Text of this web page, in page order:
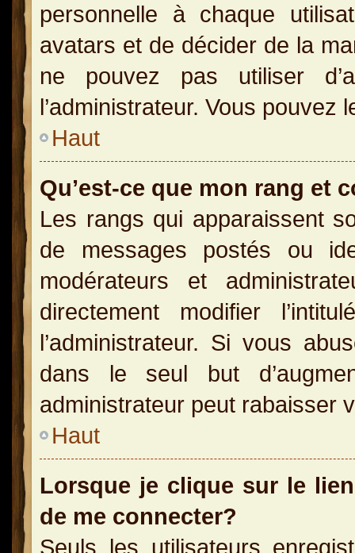
personnelle à chaque
avatars et de décider de la
ne pouvez pas utiliser
l’administrateur. Vous
Haut
Qu’est-ce que mon rang et
Les rangs qui apparaissent
de messages postés ou
modérateurs et
directement modifier
l’administrateur. Si vous
dans le seul but
administrateur peut rabaisser
Haut
Lorsque je clique sur le
de me connecter?
Seuls les utilisateurs